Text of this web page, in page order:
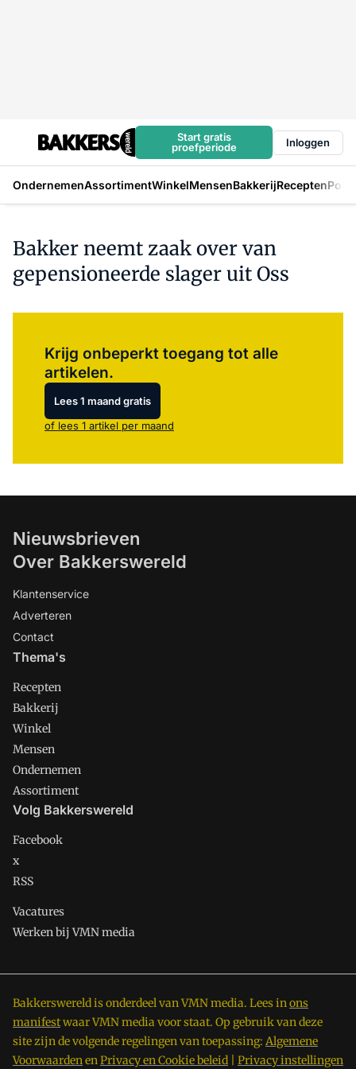
Start gratis
proefperiode
Inloggen
OndernemenAssortimentWinkelMensenBakkerijRecepten
Bakker neemt zaak over van
gepensioneerde slager uit Oss
Krijg onbeperkt toegang tot alle
artikelen.
Lees 1 maand gratis
of lees 1 artikel per maand
Nieuwsbrieven
Over Bakkerswereld
Klantenservice
Adverteren
Contact
Thema's
Recepten
Bakkerij
Winkel
Mensen
Ondernemen
Assortiment
Volg Bakkerswereld
Facebook
x
RSS
Vacatures
Werken bij VMN media
Bakkerswereld is onderdeel van VMN media. Lees inons
manifestwaar VMN media voor staat. Op gebruik van deze
site zijn de volgende regelingen van toepassing: Algemene
VoorwaardenenPrivacy en Cookie beleid Privacy instellingen